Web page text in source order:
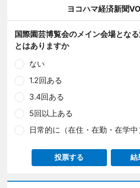
ヨコハマ経済新聞
国際園芸博覧会のメイン会場とな
とはありますか
ない
1.2回ある
3.4回ある
5回以上ある
日常的に（在住・在勤・在学中
投票する 結